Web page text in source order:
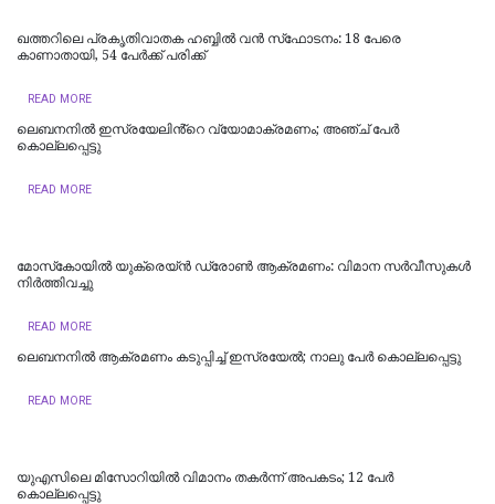
ഖത്തറിലെ പ്രകൃതിവാതക ഹബ്ബിൽ വൻ സ്‌ഫോടനം: 18 പേരെ
കാണാതായി, 54 പേർക്ക് പരിക്ക്
READ MORE
ലെബനനിൽ ഇസ്രയേലിൻ്റെ വ്യോമാക്രമണം; അഞ്ച് പേർ
കൊല്ലപ്പെട്ടു
READ MORE
മോസ്‌കോയില്‍ യുക്രെയ്ൻ ഡ്രോൺ ആക്രമണം: വിമാന സര്‍വീസുകള്‍
നിര്‍ത്തിവച്ചു
READ MORE
ലെബനനില്‍ ആക്രമണം കടുപ്പിച്ച് ഇസ്രയേല്‍; നാലു പേര്‍ കൊല്ലപ്പെട്ടു
READ MORE
യുഎസിലെ മിസോറിയില്‍ വിമാനം തകർന്ന് അപകടം; 12 പേർ
കൊല്ലപ്പെട്ടു